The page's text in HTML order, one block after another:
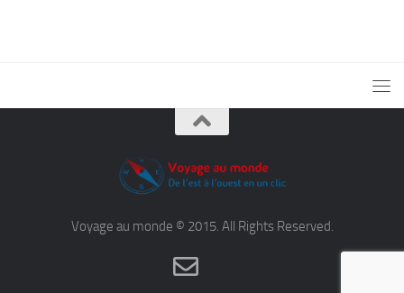
Voyage au monde © 2015. All Rights Reserved.